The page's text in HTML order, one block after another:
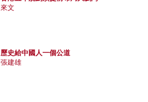
來文
歷史給中國人一個公道
張建雄